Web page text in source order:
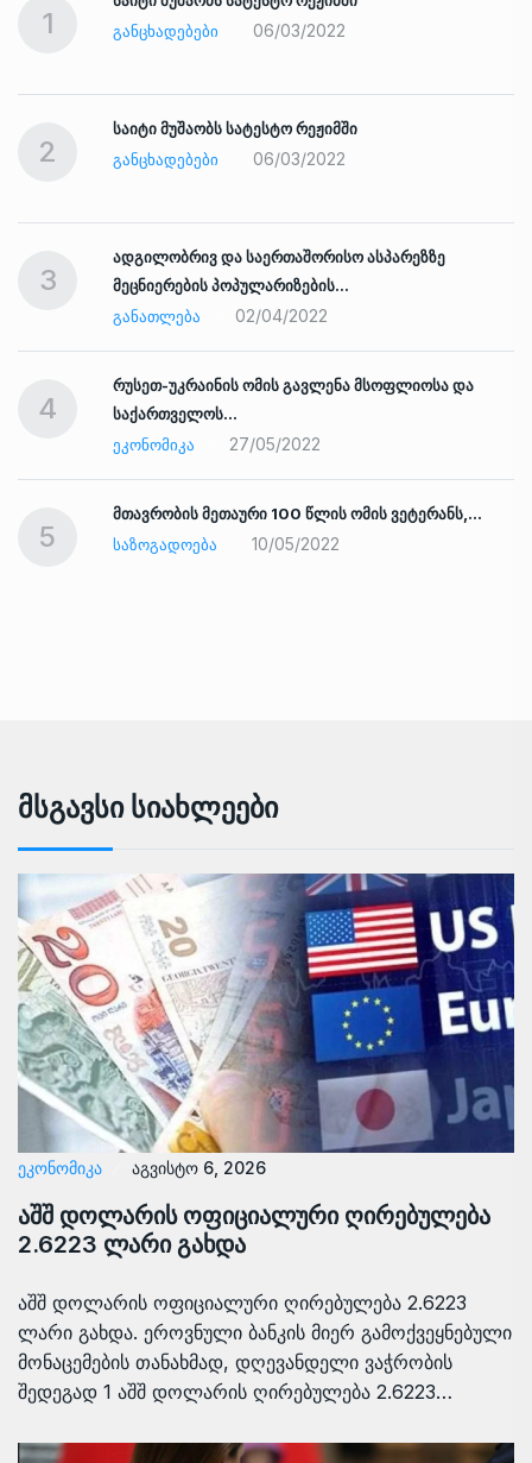
1
ᲒᲐᲜᲪᲮᲐᲓᲔᲑᲔᲑᲘ
06/03/2022
2
საიტი მუშაობს სატესტო რეჟიმში
ᲒᲐᲜᲪᲮᲐᲓᲔᲑᲔᲑᲘ
06/03/2022
3
ადგილობრივ და საერთაშორისო ასპარეზზე
მეცნიერების პოპულარიზების…
ᲒᲐᲜᲐᲗᲚᲔᲑᲐ
02/04/2022
4
რუსეთ-უკრაინის ომის გავლენა მსოფლიოსა და
საქართველოს…
ᲔᲙᲝᲜᲝᲛᲘᲙᲐ
27/05/2022
5
მთავრობის მეთაური 100 წლის ომის ვეტერანს,…
ᲡᲐᲖᲝᲒᲐᲓᲝᲔᲑᲐ
10/05/2022
Მსგავსი Სიახლეები
ᲔᲙᲝᲜᲝᲛᲘᲙᲐ აგვისტო 6, 2026
აშშ დოლარის ოფიციალური ღირებულება
2.6223 ლარი გახდა
აშშ დოლარის ოფიციალური ღირებულება 2.6223
ლარი გახდა. ეროვნული ბანკის მიერ გამოქვეყნებული
მონაცემების თანახმად, დღევანდელი ვაჭრობის
შედეგად 1 აშშ დოლარის ღირებულება 2.6223…